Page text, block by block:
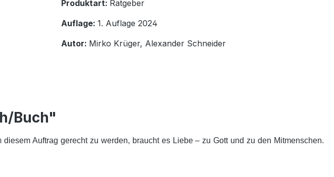
Produktart: Ratgeber
Auflage: 1. Auflage 2024
Autor: Mirko Krüger, Alexander Schneider
Buch"
Auftrag gerecht zu werden, braucht es Liebe – zu Gott und zu den Mitmenschen.